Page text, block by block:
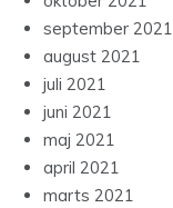
september 2021
august 2021
juli 2021
juni 2021
maj 2021
april 2021
marts 2021